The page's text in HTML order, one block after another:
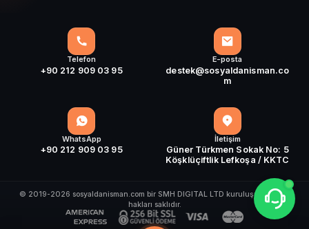
Telefon
+90 212 909 03 95
E-posta
destek@sosyaldanisman.co
m
WhatsApp
+90 212 909 03 95
İletişim
Güner Türkmen Sokak No: 5
Köşklüçiftlik Lefkoşa / KKTC
© 2019-2026 sosyaldanisman.com bir SMH DIGITAL LTD kuruluşudur. Tüm
hakları saklıdır.